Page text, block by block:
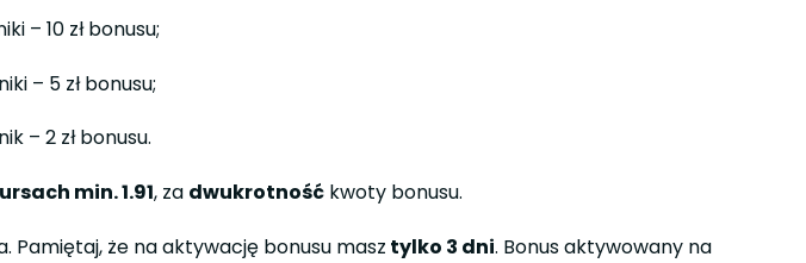
– 10 zł bonusu;
– 5 zł bonusu;
– 2 zł bonusu.
min. 1.91, za dwukrotność kwoty bonusu.
Pamiętaj, że na aktywację bonusu masz tylko 3 dni. Bonus aktywowany na